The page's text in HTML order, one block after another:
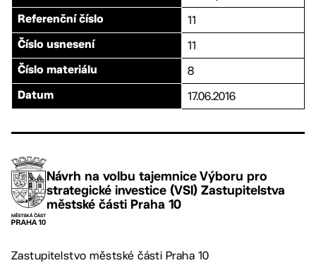
Referenční číslo 11
Číslo usnesení 11
Číslo materiálu 8
Datum 17.06.2016
Návrh na volbu tajemnice Výboru pro
strategické investice (VSI) Zastupitelstva
městské části Praha 10
Zastupitelstvo městské části Praha 10